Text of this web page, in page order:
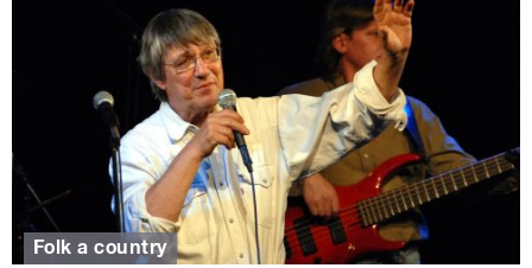
Folk a country